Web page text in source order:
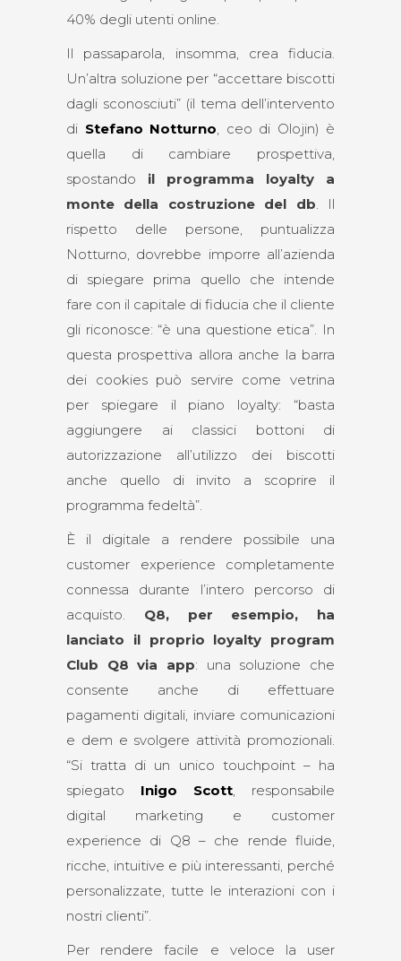
40% degli utenti online.
Il passaparola, insomma, crea fiducia.
Un’altra soluzione per “accettare biscotti
dagli sconosciuti” (il tema dell’intervento
di Stefano Notturno, ceo di Olojin) è
quella di cambiare prospettiva,
spostando il programma loyalty a
monte della costruzione del db. Il
rispetto delle persone, puntualizza
Notturno, dovrebbe imporre all’azienda
di spiegare prima quello che intende
fare con il capitale di fiducia che il cliente
gli riconosce: “è una questione etica”. In
questa prospettiva allora anche la barra
dei cookies può servire come vetrina
per spiegare il piano loyalty: “basta
aggiungere ai classici bottoni di
autorizzazione all’utilizzo dei biscotti
anche quello di invito a scoprire il
programma fedeltà”.
È il digitale a rendere possibile una
customer experience completamente
connessa durante l’intero percorso di
acquisto. Q8, per esempio, ha
lanciato il proprio loyalty program
Club Q8 via app: una soluzione che
consente anche di effettuare
pagamenti digitali, inviare comunicazioni
e dem e svolgere attività promozionali.
“Si tratta di un unico touchpoint – ha
spiegato Inigo Scott, responsabile
digital marketing e customer
experience di Q8 – che rende fluide,
ricche, intuitive e più interessanti, perché
personalizzate, tutte le interazioni con i
nostri clienti”.
Per rendere facile e veloce la user